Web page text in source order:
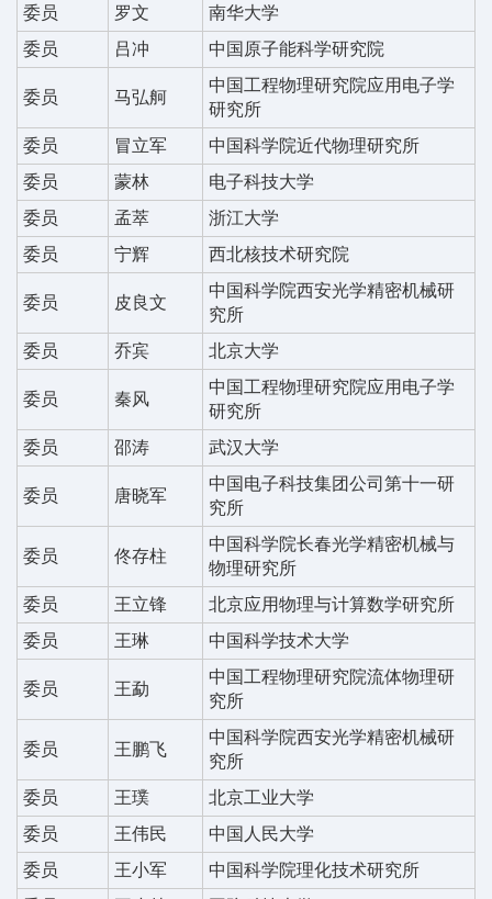
委员 罗文
南华大学
委员
吕冲 中国原子能科学研究院
委员 马弘舸
中国工程物理研究院应用电子学
研究所
委员
冒立军
中国科学院近代物理研究所
委员
蒙林
电子科技大学
委员
孟萃
浙江大学
委员
宁辉 西北核技术研究院
委员 皮良文
中国科学院西安光学精密机械研
究所
委员
乔宾 北京大学
委员 秦风
中国工程物理研究院应用电子学
研究所
委员
邵涛 武汉大学
委员 唐晓军
中国电子科技集团公司第十一研
究所
委员 佟存柱
中国科学院长春光学精密机械与
物理研究所
委员
王立锋
北京应用物理与计算数学研究所
委员
王琳 中国科学技术大学
委员 王勐
中国工程物理研究院流体物理研
究所
委员 王鹏飞
中国科学院西安光学精密机械研
究所
委员
王璞
北京工业大学
委员
王伟民
中国人民大学
委员
王小军
中国科学院理化技术研究所